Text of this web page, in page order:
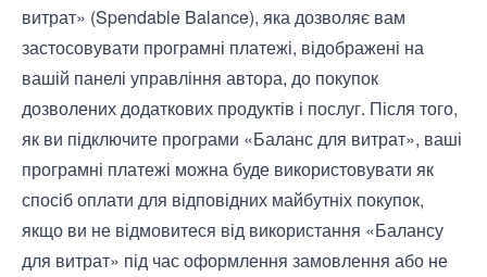
витрат» (Spendable Balance), яка дозволяє вам
застосовувати програмні платежі, відображені на
вашій панелі управління автора, до покупок
дозволених додаткових продуктів і послуг. Після того,
як ви підключите програми «Баланс для витрат», ваші
програмні платежі можна буде використовувати як
спосіб оплати для відповідних майбутніх покупок,
якщо ви не відмовитеся від використання «Балансу
для витрат» під час оформлення замовлення або не